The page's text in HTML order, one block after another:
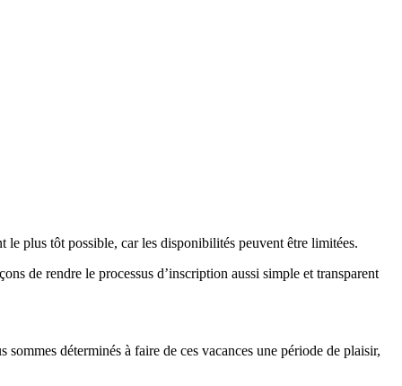
plus tôt possible, car les disponibilités peuvent être limitées.
de rendre le processus d’inscription aussi simple et transparent
déterminés à faire de ces vacances une période de plaisir,